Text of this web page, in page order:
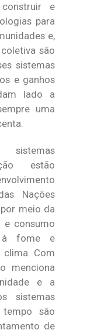
construir e
para
e,
são
sistemas
e ganhos
lado a
uma
estão
Nações
meio da
e consumo
à fome e
clima. Com
menciona
e a
sistemas
são
de